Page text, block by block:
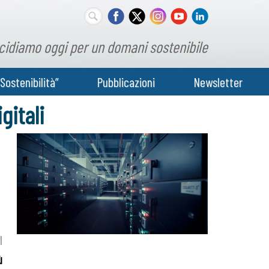
oggi per un domani sostenibile
Pubblicazioni Newsletter